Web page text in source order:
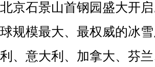
北京石景山首钢园盛大开
球规模最大、最权威的冰
利、意大利、加拿大、芬